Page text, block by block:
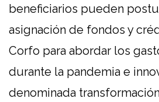
beneficiarios pueden
asignación de fondos y
Corfo para abordar los
durante la pandemia e
denominada